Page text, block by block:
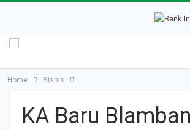
Home Bisnis
KA Baru